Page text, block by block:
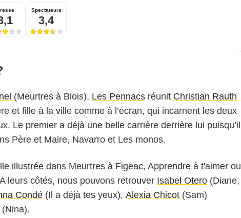
Spectateurs
3,4
(Meurtres à Blois), Les Pennacs réunit Christian Rauth
et fille à la ville comme à l’écran, qui incarnent les deux
Le premier a déjà une belle carrière derrière lui puisqu’il
Père et Maire, Navarro et Les monos.
illustrée dans Meurtres à Figeac, Apprendre à t'aimer ou
leurs côtés, nous pouvons retrouver Isabel Otero (Diane,
Condé (Il a déjà tes yeux), Alexia Chicot (Sam)
(Nina).